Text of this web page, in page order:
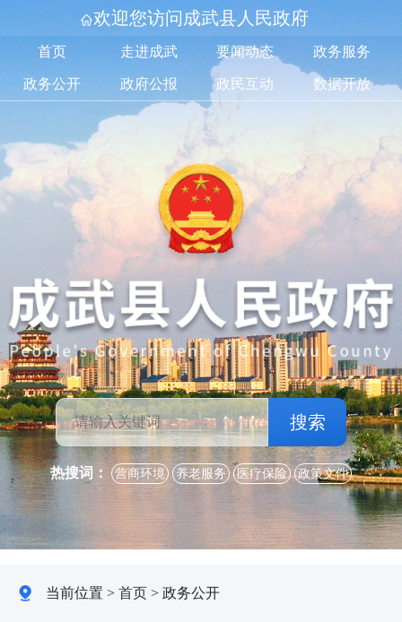
欢迎您访问成武县人民政府
首页 走进成武 要闻动态 政务服务
政务公开 政府公报 政民互动 数据开放
搜索
热搜词： 营商环境 养老服务 医疗保险 政策文件
当前位置 >首页 >政务公开